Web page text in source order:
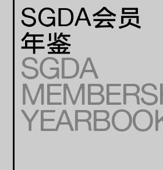
SGDA会员
年鉴
SGDA